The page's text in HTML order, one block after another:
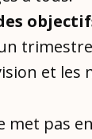
et les
met pas